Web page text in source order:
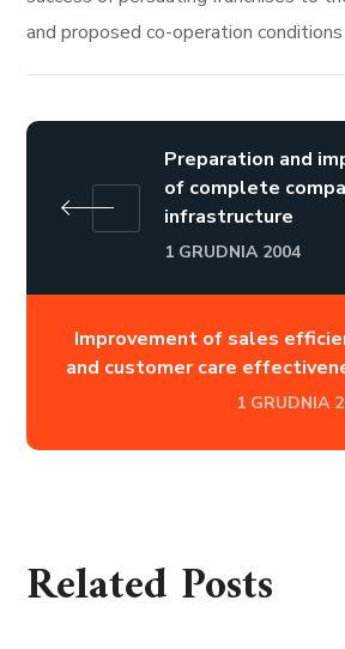
and proposed co-operation conditions
Preparation and
of complete
infrastructure
1 GRUDNIA 2004
Improvement of sales
and customer care
1 GRUDNIA
Related Posts